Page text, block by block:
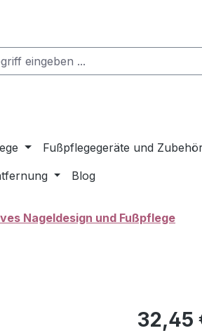
Fußpflegegeräte und
Blog
Nageldesign und Fußpflege
Regulärer
32,45